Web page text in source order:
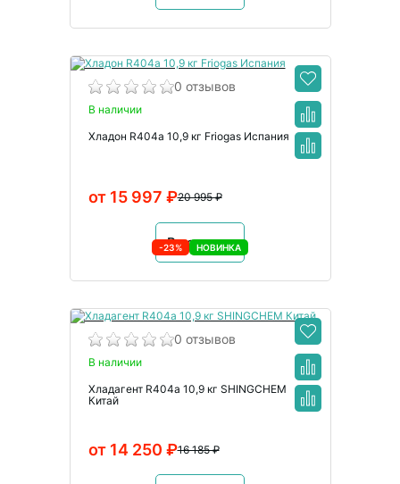
0 отзывов
В наличии
Хладон R404a 10,9 кг Friogas Испания
20 995 ₽
от 15 997 ₽
В корзину
-23% НОВИНКА
0 отзывов
В наличии
Хладагент R404a 10,9 кг SHINGCHEM
Китай
16 185 ₽
от 14 250 ₽